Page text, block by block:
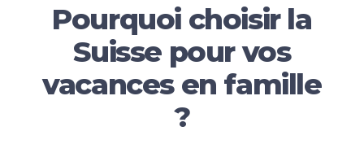
Pourquoi choisir la
Suisse pour vos
vacances en famille
?